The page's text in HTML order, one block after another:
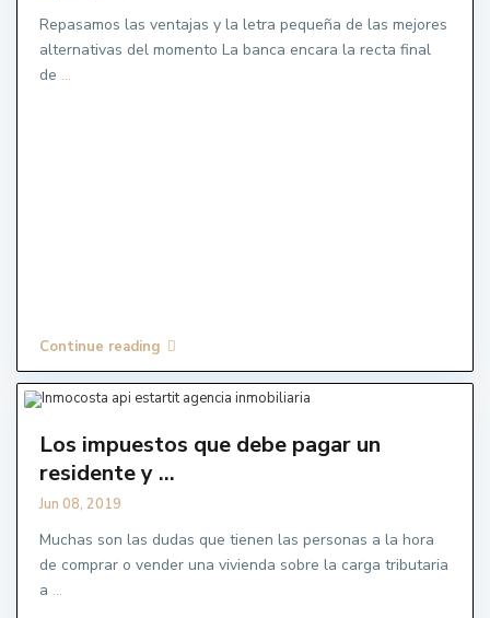
Repasamos las ventajas y la letra pequeña de las mejores
alternativas del momento La banca encara la recta final
de ...
Continue reading
Los impuestos que debe pagar un
residente y ...
Jun 08, 2019
Muchas son las dudas que tienen las personas a la hora
de comprar o vender una vivienda sobre la carga tributaria
a ...